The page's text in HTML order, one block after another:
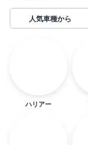
人気車種から
ハリアー